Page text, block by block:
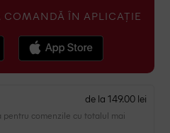
COMANDĂ ÎN APLICAȚIE
de la 149.00 lei
comenzile cu totalul mai